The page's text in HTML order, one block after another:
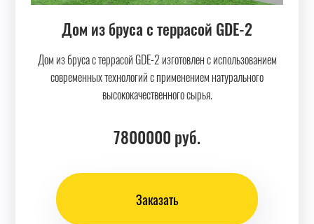
Дом из бруса с террасой GDE-2
Дом из бруса с террасой GDE-2 изготовлен с использованием
современных технологий с применением натурального
высококачественного сырья.
7800000 руб.
Заказать